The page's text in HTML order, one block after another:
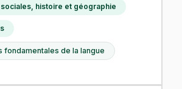
sociales, histoire et géographie
fondamentales de la langue